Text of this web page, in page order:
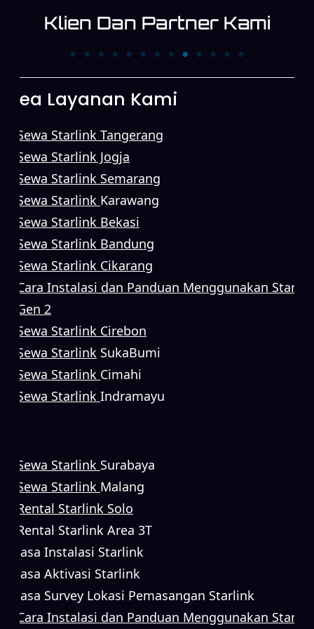
Klien Dan Partner Kami
PT. Trans News
Corpora
Area Layanan Kami
Sewa Starlink Tangerang
Sewa Starlink Jogja
Sewa Starlink Semarang
Sewa Starlink Karawang
Sewa Starlink Bekasi
Sewa Starlink Bandung
Sewa Starlink Cikarang
Cara Instalasi dan Panduan Menggunakan
Gen 2
Sewa Starlink Cirebon
Sewa Starlink SukaBumi
Sewa Starlink Cimahi
Sewa Starlink Indramayu
Sewa Starlink Surabaya
Sewa Starlink Malang
Rental Starlink Solo
Rental Starlink Area 3T
Jasa Instalasi Starlink
Jasa Aktivasi Starlink
Jasa Survey Lokasi Pemasangan Starlink
Cara Instalasi dan Panduan Menggunakan